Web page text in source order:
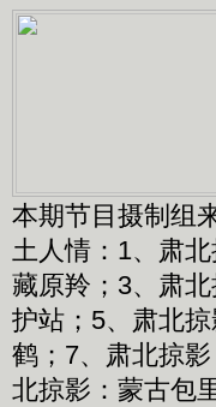
本期节目摄制组
土人情：1、肃
藏原羚；3、肃
护站；5、肃北
鹤；7、肃北掠
北掠影：蒙古包